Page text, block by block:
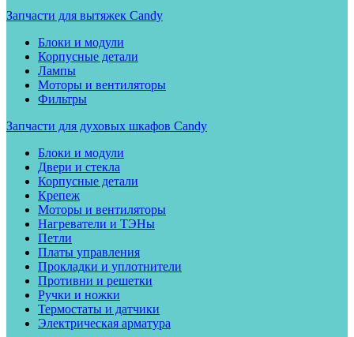
Запчасти для вытяжек Candy
Блоки и модули
Корпусные детали
Лампы
Моторы и вентиляторы
Фильтры
Запчасти для духовых шкафов Candy
Блоки и модули
Двери и стекла
Корпусные детали
Крепеж
Моторы и вентиляторы
Нагреватели и ТЭНы
Петли
Платы управления
Прокладки и уплотнители
Противни и решетки
Ручки и ножки
Термостаты и датчики
Электрическая арматура